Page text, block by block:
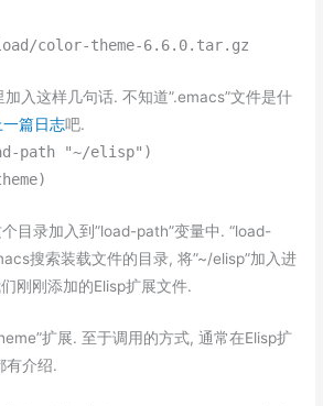
color-theme-6.6.0.tar.gz
加入这样几句话. 不知道”.emacs”文件是什
一篇日志吧.
path "~/elisp")
目录加入到”load-path”变量中. “load-
搜索装载文件的目录, 将”~/elisp”加入进
刚刚添加的Elisp扩展文件.
扩展. 至于调用的方式, 通常在Elisp扩
有介绍.